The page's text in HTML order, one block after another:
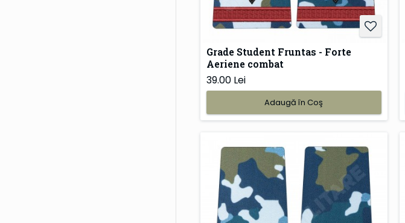
Grade Student Fruntas - Forte
Aeriene combat
39.00 Lei
Adaugă în Coş